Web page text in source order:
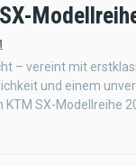
– vereint mit
und einem
SX-Modellreihe